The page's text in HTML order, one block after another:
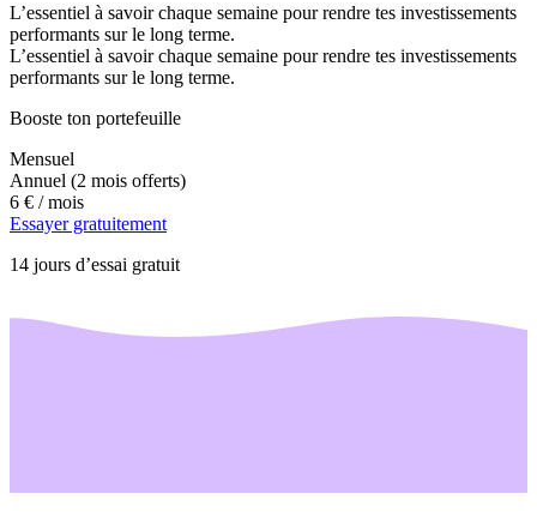
L’essentiel à savoir chaque semaine pour rendre tes investissements
performants sur le long terme.
L’essentiel à savoir chaque semaine pour rendre tes investissements
performants sur le long terme.
Booste ton portefeuille
Mensuel
Annuel (2 mois offerts)
6 € / mois
Essayer gratuitement
14 jours d’essai gratuit